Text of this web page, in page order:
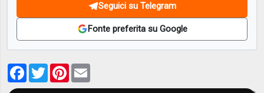
Seguici su Telegram
Fonte preferita su Google
Facebook
TwitterPinterest